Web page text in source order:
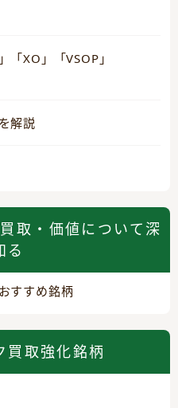
「XO」「VSOP」
解説
取・価値について深
る
すすめ銘柄
買取強化銘柄